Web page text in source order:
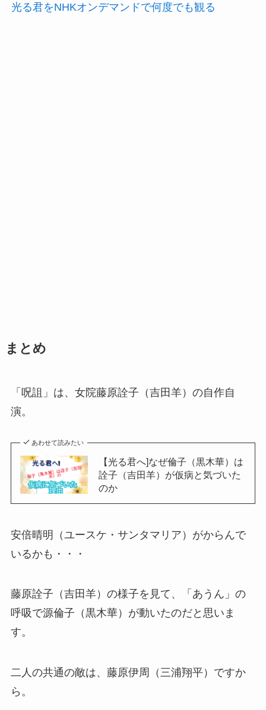
光る君をNHKオンデマンドで何度でも観る
まとめ
「呪詛」は、女院藤原詮子（吉田羊）の自作自
演。
あわせて読みたい
【光る君へ]なぜ倫子（黒木華）は
詮子（吉田羊）が仮病と気づいた
のか
安倍晴明（ユースケ・サンタマリア）がからんで
いるかも・・・
藤原詮子（吉田羊）の様子を見て、「あうん」の
呼吸で源倫子（黒木華）が動いたのだと思いま
す。
二人の共通の敵は、藤原伊周（三浦翔平）ですか
ら。